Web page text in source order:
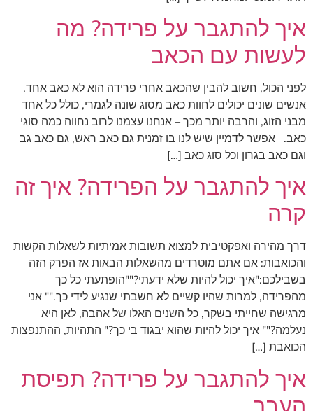
איך להתגבר על פרידה? מה
לעשות עם הכאב
לפני הכול, חשוב להבין שהכאב אחרי פרידה הוא לא כאב אחד.
אנשים שונים יכולים לחוות כאב מסוג שונה לגמרי, כולל כל אחד
מבני הזוג, והרבה יותר מכך – אנחנו עצמנו לרוב נחווה כמה סוגי
כאב. אפשר לדמיין שיש לנו בו זמנית גם כאב ראש, גם כאב גב
וגם כאב בגרון וכל סוג כאב […]
איך להתגבר על הפרידה? איך זה
קרה
דרך מהירה ואפקטיבית למצוא תשובות אמיתיות לשאלות הקשות
והכואבות: אם אתם מוטרדים מהשאלות הבאות אז הפרק הזה
בשבילכם:"איך יכול להיות שלא ידעתי?""הופתעתי כל כך
מהפרידה, למרות שהיו קשיים לא חשבתי שנגיע לידי כך."" אני
מרגישה שחייתי בשקר, כל השנים האלו של אהבה, לאן היא
נעלמה?"" איך יכול להיות שהוא יבגוד בי כך?" התהיות, ההתנפצות
הכואבת […]
איך להתגבר על פרידה? תפיסת
העבר